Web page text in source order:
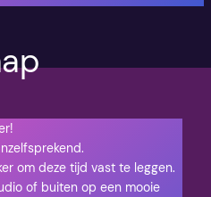
om deze tijd vast te leggen.
of buiten op een mooie